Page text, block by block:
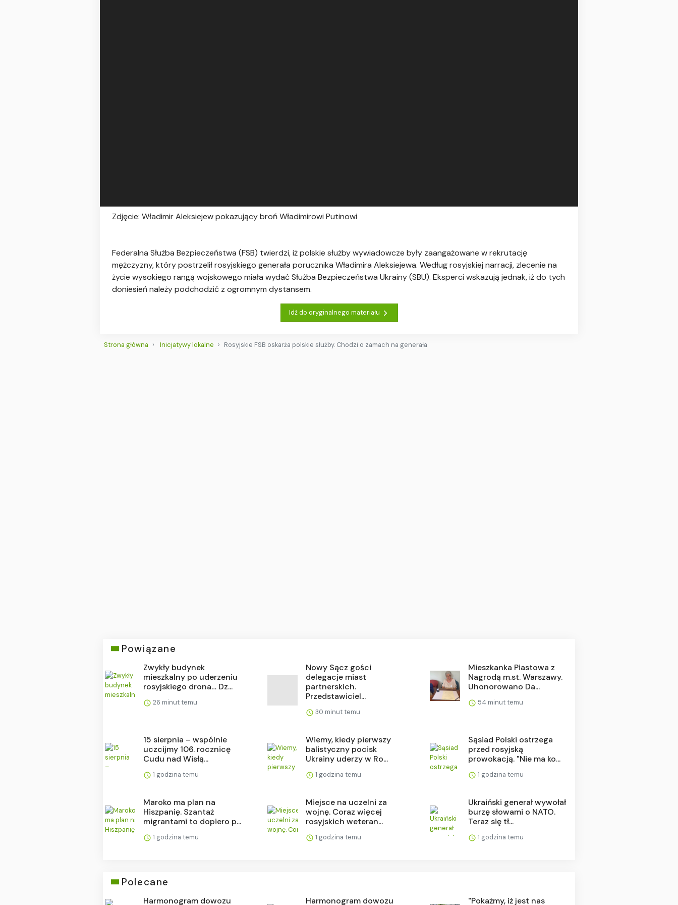
Zdjęcie: Władimir Aleksiejew pokazujący broń Władimirowi Putinowi
Federalna Służba Bezpieczeństwa (FSB) twierdzi, iż polskie służby wywiadowcze były zaangażowane w rekrutację
mężczyzny, który postrzelił rosyjskiego generała porucznika Władimira Aleksiejewa. Według rosyjskiej narracji, zlecenie na
życie wysokiego rangą wojskowego miała wydać Służba Bezpieczeństwa Ukrainy (SBU). Eksperci wskazują jednak, iż do tych
doniesień należy podchodzić z ogromnym dystansem.
Idź do oryginalnego materiału
Strona główna Inicjatywy lokalne Rosyjskie FSB oskarża polskie służby. Chodzi o zamach na generała
Powiązane
Zwykły budynek
mieszkalny po uderzeniu
rosyjskiego drona… Dz...
26 minut temu
Nowy Sącz gości
delegacje miast
partnerskich.
Przedstawiciel...
30 minut temu
Mieszkanka Piastowa z
Nagrodą m.st. Warszawy.
Uhonorowano Da...
54 minut temu
15 sierpnia – wspólnie
uczcijmy 106. rocznicę
Cudu nad Wisłą...
1 godzina temu
Wiemy, kiedy pierwszy
balistyczny pocisk
Ukrainy uderzy w Ro...
1 godzina temu
Sąsiad Polski ostrzega
przed rosyjską
prowokacją. "Nie ma ko...
1 godzina temu
Maroko ma plan na
Hiszpanię. Szantaż
migrantami to dopiero p...
1 godzina temu
Miejsce na uczelni za
wojnę. Coraz więcej
rosyjskich weteran...
1 godzina temu
Ukraiński generał wywołał
burzę słowami o NATO.
Teraz się tł...
1 godzina temu
Polecane
Harmonogram dowozu
Harmonogram dowozu
"Pokażmy, iż jest nas